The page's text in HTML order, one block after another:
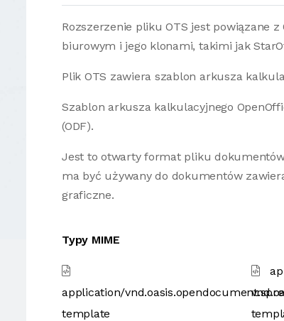
Rozszerzenie pliku OTS jest powiązane
biurowym i jego klonami, takimi jak
Plik OTS zawiera szablon arkusza
Szablon arkusza kalkulacyjnego
(ODF).
Jest to otwarty format pliku
ma być używany do dokumentów
graficzne.
Typy MIME
application/
template